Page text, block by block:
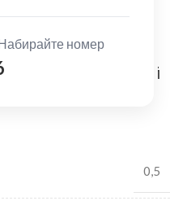
номер
с перфорацией
0,5